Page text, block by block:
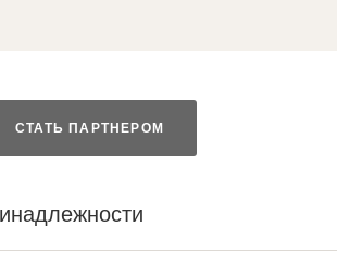
СТАТЬ ПАРТНЕРОМ